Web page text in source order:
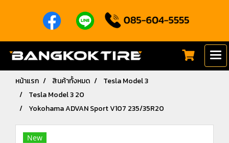
หน้าแรก สินค้าทั้งหมด
Tesla Model 3
Tesla Model 3 20
Yokohama ADVAN Sport V107 235/35R20
New